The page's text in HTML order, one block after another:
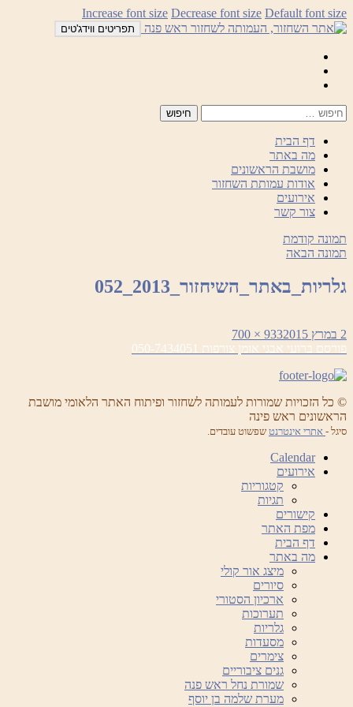
לדלג
לתוכן
Increase font size Decrease font size Default font size
תפריטים ווידג'טים
דף הבית
מה באתר
מושבת הראשונים
אודות עמותת השחזור
אירועים
צור קשר
תמונה קודמת
תמונה הבאה
גלריות_באתר_השיחזור_2013_052
פורסם
בתאריך
2 במרץ 2015
מסך
מלא
933 × 700
ניווט
פורסם ברועי אבגי אומן צורפות 050-7434051
© כל הזכויות שמורות לעמותה לשחזור ופיתוח האתר הלאומי מושבת
הראשונים ראש פינה
סיגל - אתרי אינטרנט שפשוט עובדים.
Calendar
אירועים
קטגוריות
תגיות
קישורים
מפת האתר
דף הבית
מה באתר
מיצג אור קולי
סיורים
ארכיון הסטורי
תערוכות
גלריות
מסעדות
צימרים
גנים ציבוריים
שמורת נחל ראש פנה
מערת שלמה בן יוסף